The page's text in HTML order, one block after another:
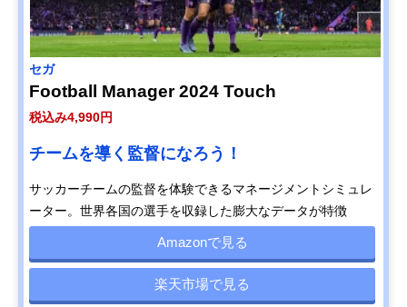
セガ
Football Manager 2024 Touch
税込み4,990円
チームを導く監督になろう！
サッカーチームの監督を体験できるマネージメントシミュレ
ーター。世界各国の選手を収録した膨大なデータが特徴
Amazonで見る
楽天市場で見る